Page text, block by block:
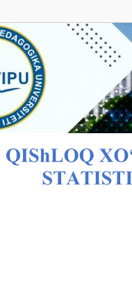
“YANGI